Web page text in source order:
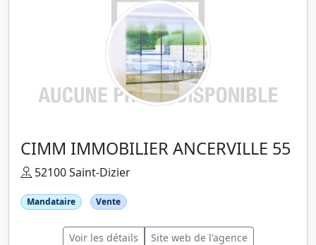
CIMM IMMOBILIER ANCERVILLE 55
52100 Saint-Dizier
Mandataire Vente
Voir les détails Site web de l'agence